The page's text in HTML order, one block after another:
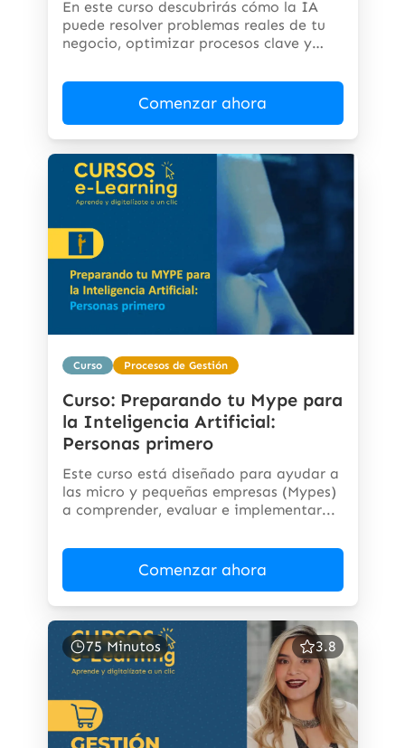
En este curso descubrirás cómo la IA
puede resolver problemas reales de tu
negocio, optimizar procesos clave y
Comenzar ahora
Curso Procesos de Gestión
Curso: Preparando tu Mype para
la Inteligencia Artificial:
Personas primero
Este curso está diseñado para ayudar a
las micro y pequeñas empresas (Mypes)
a comprender, evaluar e implementar...
Comenzar ahora
75 Minutos 3.8